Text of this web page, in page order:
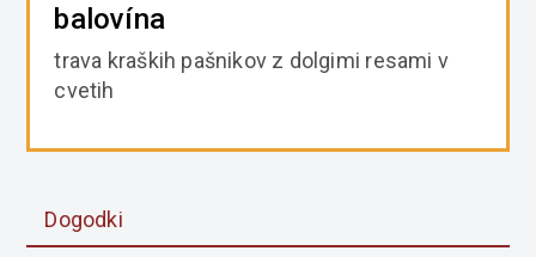
balovína
trava kraških pašnikov z dolgimi resami v
cvetih
Dogodki